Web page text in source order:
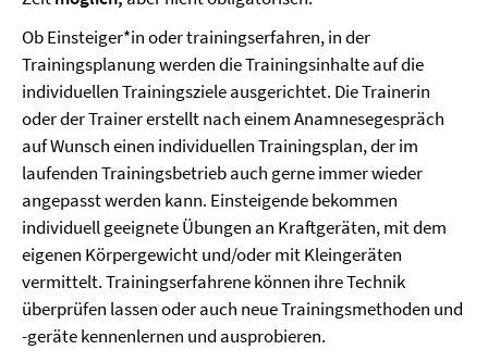
Ob Einsteiger*in oder trainingserfahren, in der
Trainingsplanung werden die Trainingsinhalte auf die
individuellen Trainingsziele ausgerichtet. Die Trainerin
oder der Trainer erstellt nach einem Anamnesegespräch
auf Wunsch einen individuellen Trainingsplan, der im
laufenden Trainingsbetrieb auch gerne immer wieder
angepasst werden kann. Einsteigende bekommen
individuell geeignete Übungen an Kraftgeräten, mit dem
eigenen Körpergewicht und/oder mit Kleingeräten
vermittelt. Trainingserfahrene können ihre Technik
überprüfen lassen oder auch neue Trainingsmethoden und
-geräte kennenlernen und ausprobieren.